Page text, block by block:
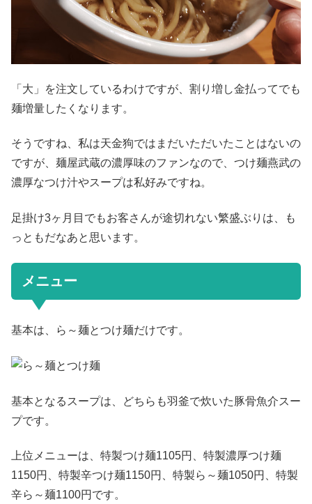
「大」を注文しているわけですが、割り増し金払ってでも
麺増量したくなります。
そうですね、私は天金狗ではまだいただいたことはないの
ですが、麺屋武蔵の濃厚味のファンなので、つけ麺燕武の
濃厚なつけ汁やスープは私好みですね。
足掛け3ヶ月目でもお客さんが途切れない繁盛ぶりは、も
っともだなあと思います。
メニュー
基本は、ら～麺とつけ麺だけです。
基本となるスープは、どちらも羽釜で炊いた豚骨魚介スー
プです。
上位メニューは、特製つけ麺1105円、特製濃厚つけ麺
1150円、特製辛つけ麺1150円、特製ら～麺1050円、特製
辛ら～麺1100円です。